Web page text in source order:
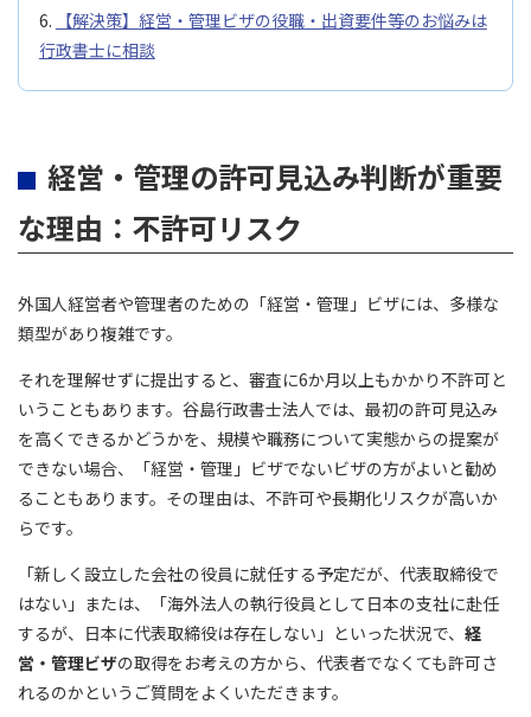
【解決策】経営・管理ビザの役職・出資要件等のお悩みは
行政書士に相談
経営・管理の許可見込み判断が重要
な理由：不許可リスク
外国人経営者や管理者のための「経営・管理」ビザには、多様な
類型があり複雑です。
それを理解せずに提出すると、審査に6か月以上もかかり不許可と
いうこともあります。谷島行政書士法人では、最初の許可見込み
を高くできるかどうかを、規模や職務について実態からの提案が
できない場合、「経営・管理」ビザでないビザの方がよいと勧め
ることもあります。その理由は、不許可や長期化リスクが高いか
らです。
「新しく設立した会社の役員に就任する予定だが、代表取締役で
はない」または、「海外法人の執行役員として日本の支社に赴任
するが、日本に代表取締役は存在しない」といった状況で、 経
営・管理ビザの取得をお考えの方から、代表者でなくても許可さ
れるのかというご質問をよくいただきます。